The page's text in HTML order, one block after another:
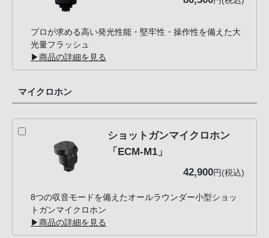
プロが求める高い発光性能・堅牢性・操作性を備えた大
光量フラッシュ
▶商品の詳細を見る
マイクロホン
ショットガンマイクロホン
「ECM-M1」
42,900円(税込)
8つの収音モードを備えたオールラウンダー小型ショッ
トガンマイクロホン
▶商品の詳細を見る